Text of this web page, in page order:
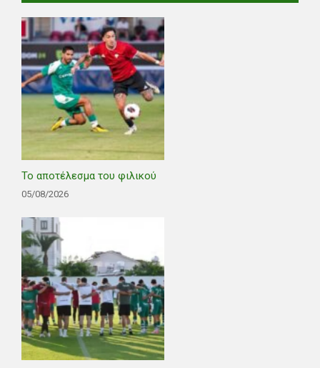
Το αποτέλεσμα του φιλικού
05/08/2026